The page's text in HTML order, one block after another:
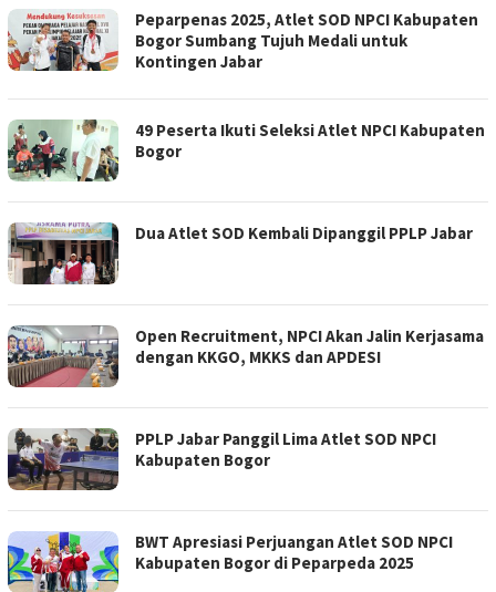
Peparpenas 2025, Atlet SOD NPCI Kabupaten
Bogor Sumbang Tujuh Medali untuk
Kontingen Jabar
49 Peserta Ikuti Seleksi Atlet NPCI Kabupaten
Bogor
Dua Atlet SOD Kembali Dipanggil PPLP Jabar
Open Recruitment, NPCI Akan Jalin Kerjasama
dengan KKGO, MKKS dan APDESI
PPLP Jabar Panggil Lima Atlet SOD NPCI
Kabupaten Bogor
BWT Apresiasi Perjuangan Atlet SOD NPCI
Kabupaten Bogor di Peparpeda 2025